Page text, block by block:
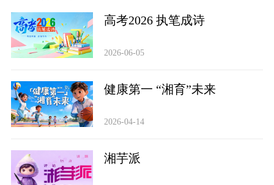
高考2026 执笔成诗
2026-06-05
健康第一 “湘育”未来
2026-04-14
‌湘芋派